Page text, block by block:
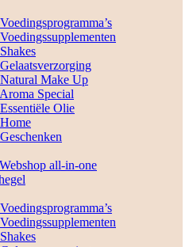
Make Up
Special
Olie
all-in-one